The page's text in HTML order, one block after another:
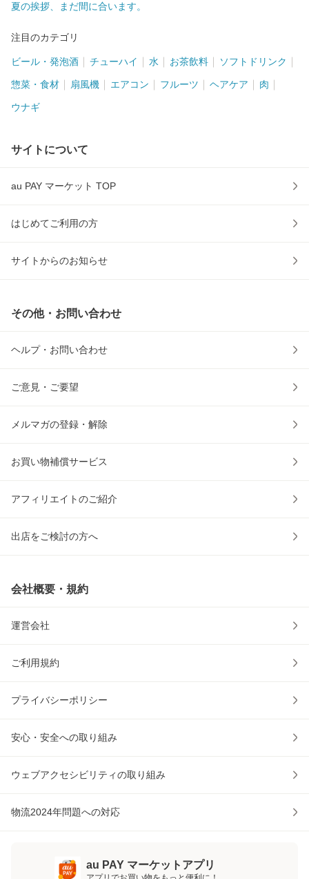
夏の挨拶、まだ間に合います。
注目のカテゴリ
ビール・発泡酒 チューハイ 水 お茶飲料 ソフトドリンク
惣菜・食材 扇風機 エアコン フルーツ ヘアケア 肉
ウナギ
サイトについて
au PAY マーケット TOP
はじめてご利用の方
サイトからのお知らせ
その他・お問い合わせ
ヘルプ・お問い合わせ
ご意見・ご要望
メルマガの登録・解除
お買い物補償サービス
アフィリエイトのご紹介
出店をご検討の方へ
会社概要・規約
運営会社
ご利用規約
プライバシーポリシー
安心・安全への取り組み
ウェブアクセシビリティの取り組み
物流2024年問題への対応
au PAY マーケットアプリ